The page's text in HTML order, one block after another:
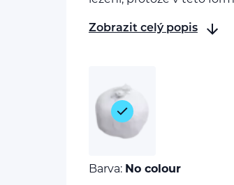
Zobrazit celý popis
Barva: No colour